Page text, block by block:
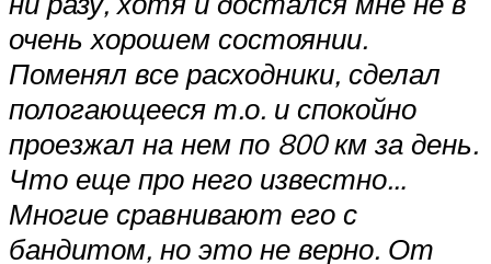
очень хорошем состоянии.
Поменял все расходники, сделал
пологающееся т.о. и спокойно
проезжал на нем по 800 км за день.
Что еще про него известно…
Многие сравнивают его с
бандитом, но это не верно. От